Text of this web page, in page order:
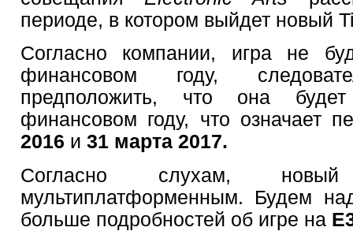
периоде, в котором выйдет новый
Согласно компании, игра не
финансовом году,
предположить, что она
финансовом году, что означает
2016 и 31 марта 2017.
Согласно слухам,
мультиплатформенным. Будем
больше подробностей об игре на